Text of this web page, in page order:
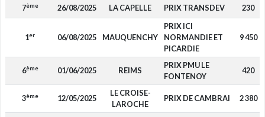
7ème 26/08/2025 LA CAPELLE PRIX TRANSDEV 230
1er 06/08/2025 MAUQUENCHY
PRIX ICI
NORMANDIE ET
PICARDIE
9 450
6ème 01/06/2025 REIMS
PRIX PMU LE
FONTENOY
420
3ème 12/05/2025
LE CROISE-
LAROCHE
PRIX DE CAMBRAI 2 380